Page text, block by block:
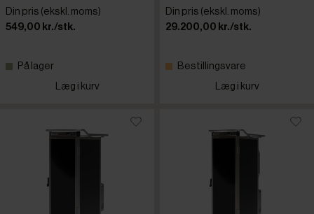
Din pris (ekskl. moms)
549,00 kr./stk.
På lager
Læg i kurv
Din pris (ekskl. moms)
29.200,00 kr./stk.
Bestillingsvare
Læg i kurv